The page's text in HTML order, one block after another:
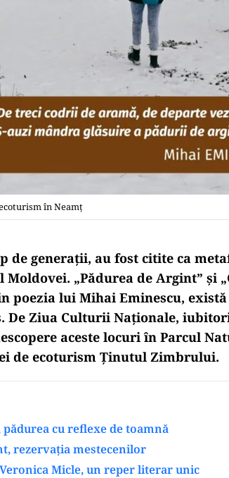
în Neamţ
de generații, au fost citite ca
„Pădurea de Argint” și
poezia lui Mihai Eminescu,
De Ziua Culturii Naționale,
aceste locuri în Parcul
de ecoturism Ținutul Zimbrului.
cu reflexe de toamnă
rezervația mestecenilor
Micle, un reper literar unic